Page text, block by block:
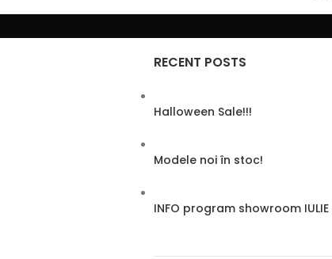
RECENT POSTS
Halloween Sale!!!
Modele noi în stoc!
INFO program showroom IULIE